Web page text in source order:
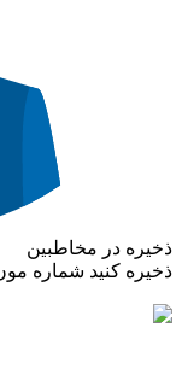
ذخیره در مخاطبین
ذخیره کنید شماره